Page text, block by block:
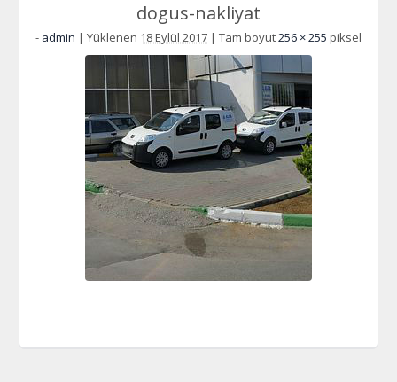
dogus-nakliyat
- admin | Yüklenen 18 Eylül 2017 | Tam boyut256 × 255 piksel